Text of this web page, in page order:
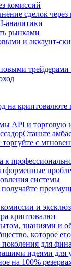
комиссий
сделок
аналитики
рынками
и аккаунт-
на криптовалюте
API и торговую
Станьте
с
системы
и
криптовалют
знаниями и
которое
для
идеями для
на 100%